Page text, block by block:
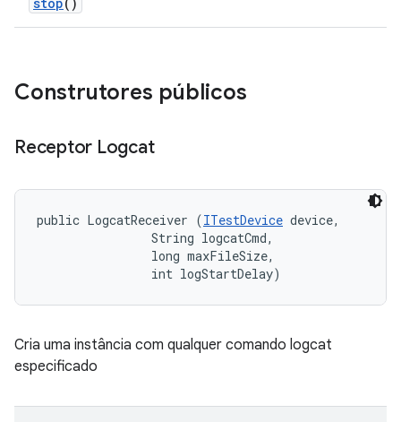
Construtores públicos
Receptor Logcat
public LogcatReceiver (ITestDevice device,
                String logcatCmd,
                long maxFileSize,
                int logStartDelay)
Cria uma instância com qualquer comando logcat
especificado